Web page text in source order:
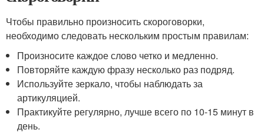
Чтобы правильно произносить скороговорки,
необходимо следовать нескольким простым правилам:
Произносите каждое слово четко и медленно.
Повторяйте каждую фразу несколько раз подряд.
Используйте зеркало, чтобы наблюдать за
артикуляцией.
Практикуйте регулярно, лучше всего по 10-15 минут в
день.